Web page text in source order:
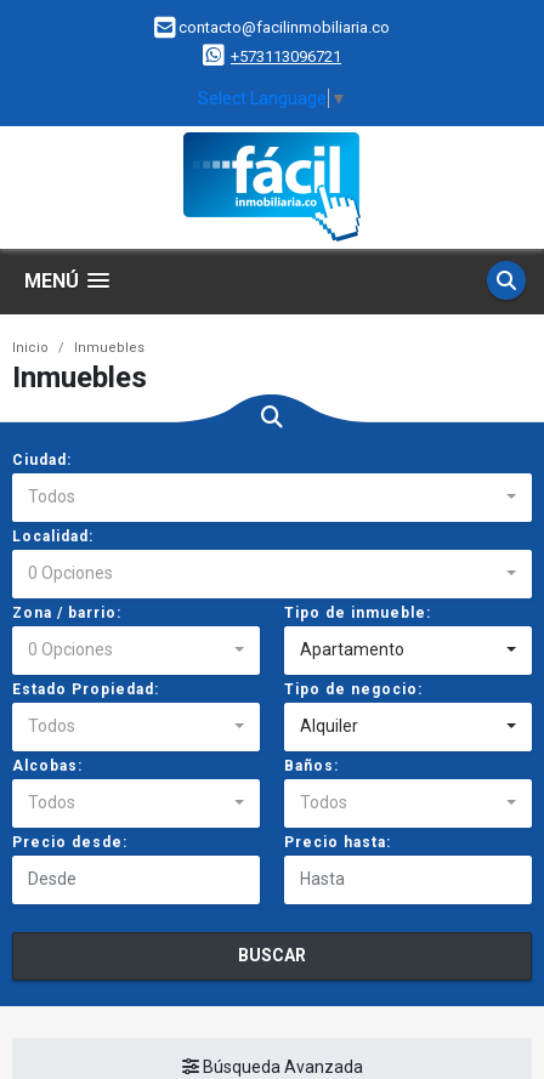
contacto@facilinmobiliaria.co
+573113096721
Select Language ▼
MENÚ
Inicio Inmuebles
Inmuebles
Ciudad:
Todos
Localidad:
0 Opciones
Zona / barrio:
0 Opciones
Tipo de inmueble:
Apartamento
Estado Propiedad:
Todos
Tipo de negocio:
Alquiler
Alcobas:
Todos
Baños:
Todos
Precio desde: Precio hasta:
BUSCAR
Búsqueda Avanzada